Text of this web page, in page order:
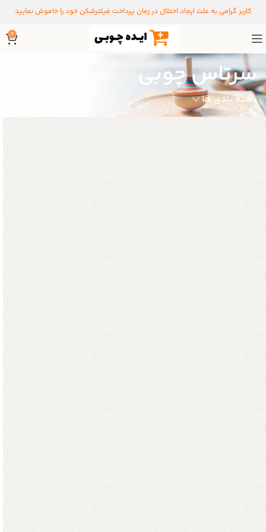
کاربر گرامی به علت ایجاد اختلال در زمان پرداخت فیلترشکن خود را خاموش نمایید
0
سرتاس چوبی
دسته بندی ها